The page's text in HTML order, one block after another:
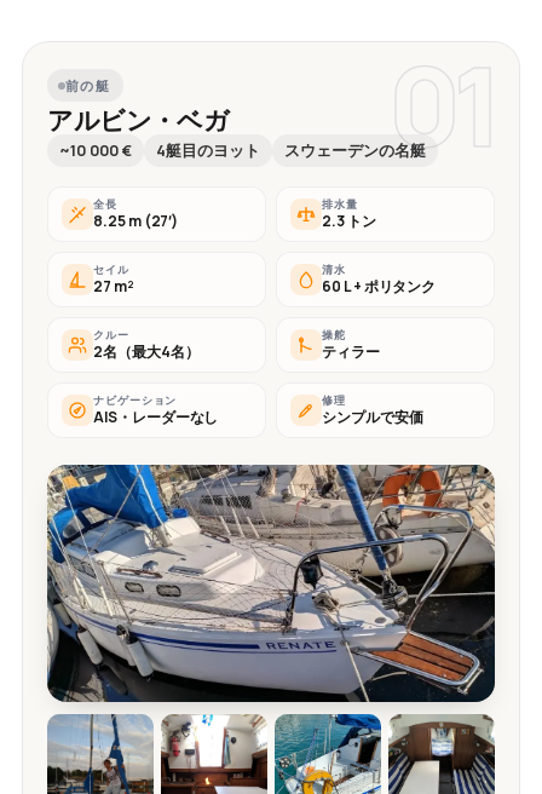
01
前の艇
アルビン・ベガ
~10 000 € 4艇目のヨット スウェーデンの名艇
全長
8.25 m (27′)
排水量
2.3 トン
セイル
27 m²
清水
60 L + ポリタンク
クルー
2名（最大4名）
操舵
ティラー
ナビゲーション
AIS・レーダーなし
修理
シンプルで安価